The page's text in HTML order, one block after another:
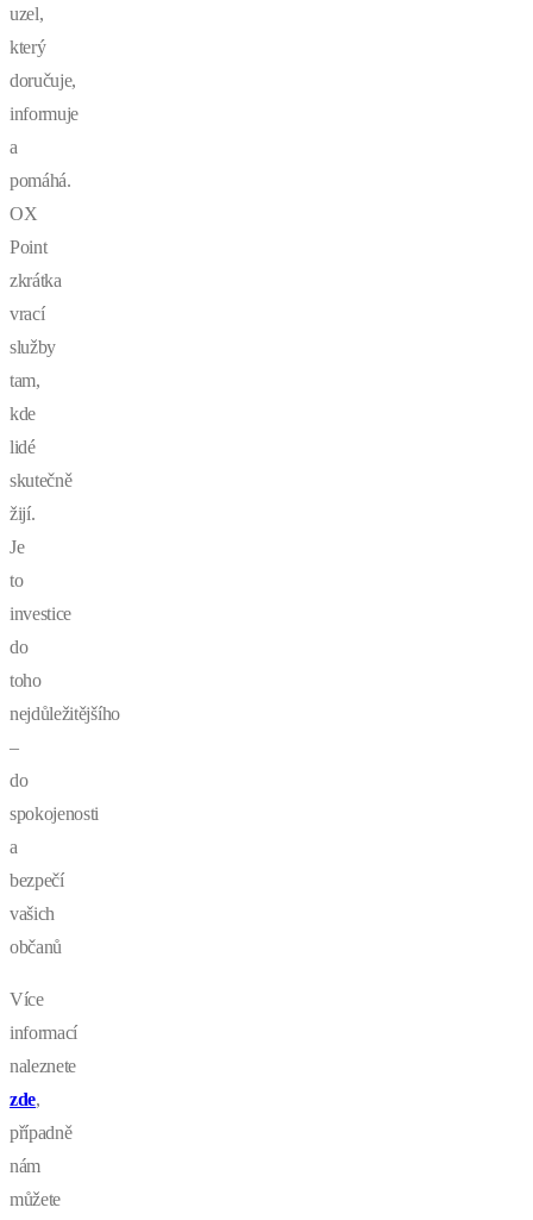
uzel,
který
doručuje,
informuje
a
pomáhá.
OX
Point
zkrátka
vrací
služby
tam,
kde
lidé
skutečně
žijí.
Je
to
investice
do
toho
nejdůležitějšího
–
do
spokojenosti
a
bezpečí
vašich
občanů
Více
informací
naleznete
zde,
případně
nám
můžete